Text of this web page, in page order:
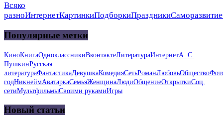
Всяко
разноИнтернетКартинкиПодборкиПраздникиСаморазвитие
Популярные метки
КиноКнигаОдноклассникиВконтактеЛитератураИнтернетА. С.
ПушкинРусская
литератураФантастикаДевушкаКомедияСетьРоманЛюбовьОбщество
годНикнеймАватаркаСемьяЖенщинаЛюдиОбщениеОткрыткиСоц.
сетиМультфильмыСвоими рукамиИгры
Новый статьи